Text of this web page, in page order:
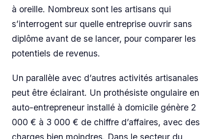
à oreille. Nombreux sont les artisans qui
s’interrogent sur quelle entreprise ouvrir sans
diplôme avant de se lancer, pour comparer les
potentiels de revenus.
Un parallèle avec d’autres activités artisanales
peut être éclairant. Un prothésiste ongulaire en
auto-entrepreneur installé à domicile génère 2
000 € à 3 000 € de chiffre d’affaires, avec des
charges bien moindres. Dans le secteur du